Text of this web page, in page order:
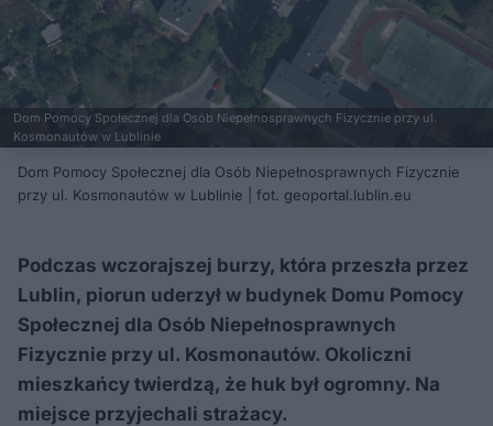
Dom Pomocy Społecznej dla Osób Niepełnosprawnych Fizycznie przy ul.
Kosmonautów w Lublinie
Dom Pomocy Społecznej dla Osób Niepełnosprawnych Fizycznie
przy ul. Kosmonautów w Lublinie | fot. geoportal.lublin.eu
Podczas wczorajszej burzy, która przeszła przez
Lublin, piorun uderzył w budynek Domu Pomocy
Społecznej dla Osób Niepełnosprawnych
Fizycznie przy ul. Kosmonautów. Okoliczni
mieszkańcy twierdzą, że huk był ogromny. Na
miejsce przyjechali strażacy.